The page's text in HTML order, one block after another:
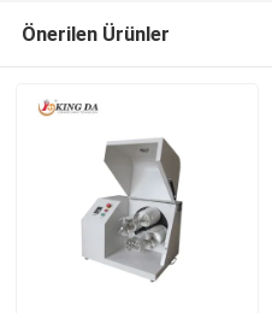
Önerilen Ürünler